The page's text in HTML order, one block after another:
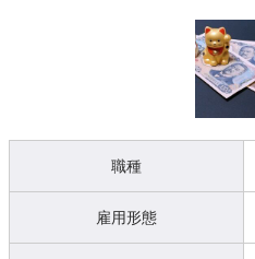
職種
雇用形態